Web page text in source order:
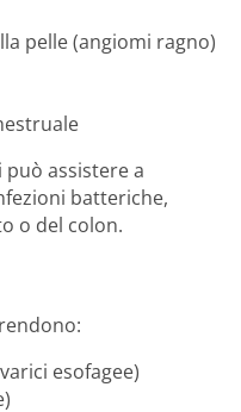
pelle (angiomi ragno)
può assistere a
batteriche,
o del colon.
esofagee)